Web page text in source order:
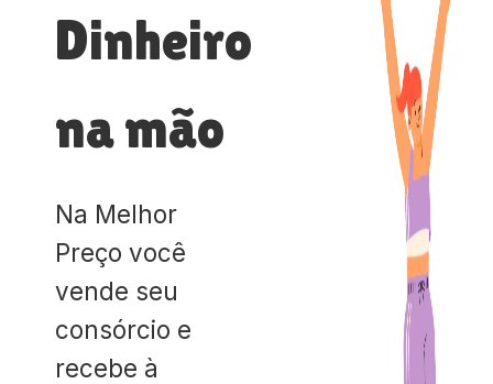
Dinheiro
na mão
Na Melhor
Preço você
vende seu
consórcio e
recebe à